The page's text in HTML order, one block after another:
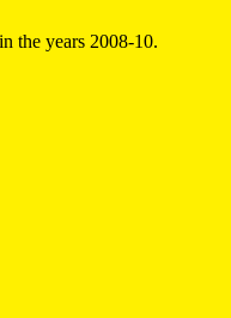
the years 2008-10.